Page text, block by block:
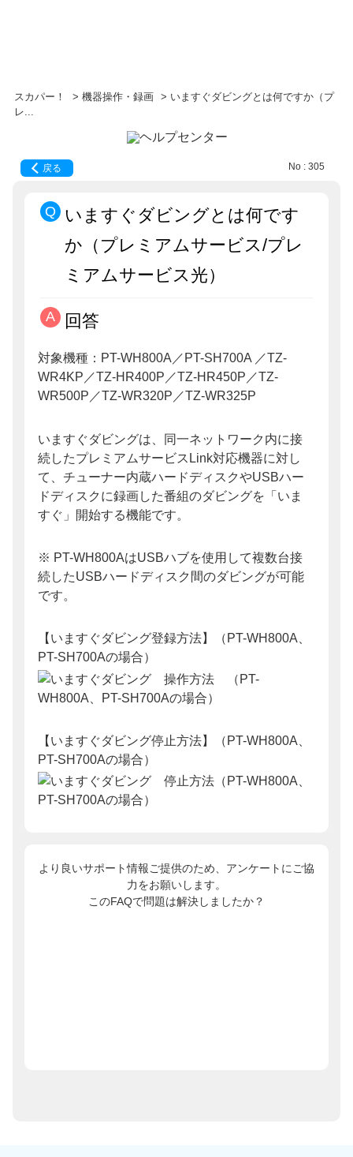
スカパー！ > 機器操作・録画 > いますぐダビングとは何ですか（プ
レ...
戻る No : 305
いますぐダビングとは何です
か（プレミアムサービス/プレ
ミアムサービス光）
回答
対象機種：PT-WH800A／PT-SH700A ／TZ-
WR4KP／TZ-HR400P／TZ-HR450P／TZ-
WR500P／TZ-WR320P／TZ-WR325P
いますぐダビングは、同一ネットワーク内に接
続したプレミアムサービスLink対応機器に対し
て、チューナー内蔵ハードディスクやUSBハー
ドディスクに録画した番組のダビングを「いま
すぐ」開始する機能です。
※ PT-WH800AはUSBハブを使用して複数台接
続したUSBハードディスク間のダビングが可能
です。
【いますぐダビング登録方法】（PT-WH800A、
PT-SH700Aの場合）
【いますぐダビング停止方法】（PT-WH800A、
PT-SH700Aの場合）
より良いサポート情報ご提供のため、アンケートにご協
力をお願いします。
このFAQで問題は解決しましたか？